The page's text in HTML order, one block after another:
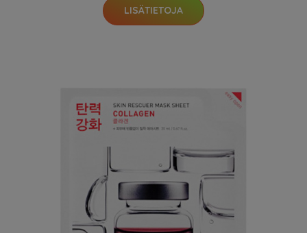
LISÄTIETOJA